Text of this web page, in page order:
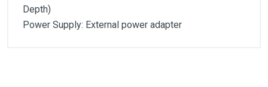
Depth)
Power Supply: External power adapter